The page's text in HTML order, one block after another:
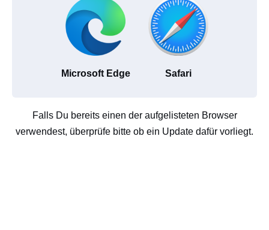
Microsoft Edge Safari
Falls Du bereits einen der aufgelisteten Browser
verwendest, überprüfe bitte ob ein Update dafür vorliegt.